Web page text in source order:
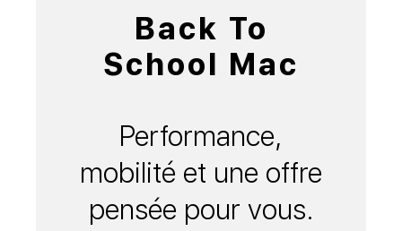
Back To
School Mac
Performance,
mobilité et une offre
pensée pour vous.